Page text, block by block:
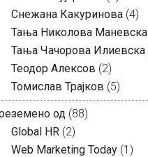
Снежана Какуринова (4)
Тања Николова Маневска
Тања Чачорова Илиевска
Теодор Алексов (2)
Томислав Трајков (5)
од (88)
Global HR (2)
Web Marketing Today (1)